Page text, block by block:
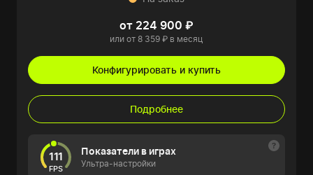
от 224 900 ₽
или от 8 359 ₽ в месяц
Конфигурировать и купить
Подробнее
111
FPS
Показатели в играх
Ультра-настройки